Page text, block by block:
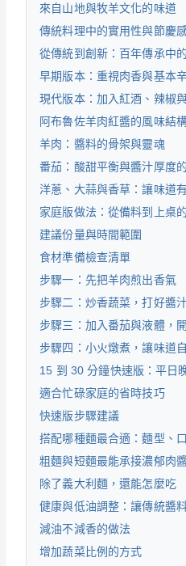
來自山地與牧羊文化的味道
傳統料理中的實用性與節慶
從傳統到創新：百年傳承中
早期版本：重視肉香與基本
現代版本：加入紅酒、辣椒
阿布魯佐羊肉紅醬的風味結
羊肉：醬料的骨架與靈魂
番茄：酸甜平衡與醬汁厚度
洋蔥、大蒜與香草：讓味道
家庭版做法：從備料到上桌
建議份量與時間範圍
食材準備檢查清單
步驟一：先把羊肉煎出香氣
步驟二：炒香蔬菜，打好醬
步驟三：加入番茄與液體，
步驟四：小火燉煮，讓味道
15 到 30 分鐘快速版：平日
適合忙碌家庭的省時技巧
快速版步驟建議
搭配哪種麵最合適：麵型、
粗麵與短麵最能承接濃郁肉
除了義大利麵，還能怎麼吃
健康與低油調整：讓傳統醬
減油不減香的做法
增加蔬菜比例的方式